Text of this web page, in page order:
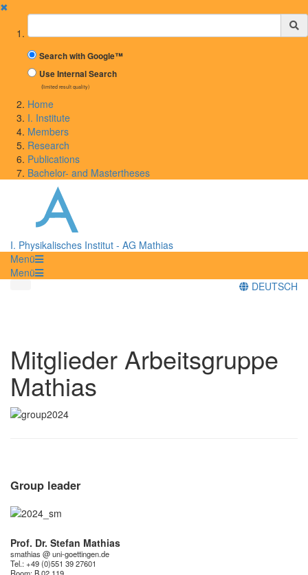
✖
Suchbegriff
Search with Google™
Use Internal Search
(limited result quality)
Home
I. Institute
Members
Research
Publications
Bachelor- and Mastertheses
I. Physikalisches Institut - AG Mathias
Menü
Menü
DEUTSCH
Mitglieder Arbeitsgruppe
Mathias
Group leader
Prof. Dr. Stefan Mathias
smathias @ uni-goettingen.de
Tel.: +49 (0)551 39 27601